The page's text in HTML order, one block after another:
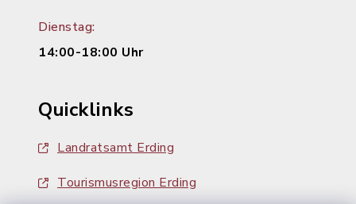
Dienstag:
14:00-18:00 Uhr
Quicklinks
Landratsamt Erding
Tourismusregion Erding